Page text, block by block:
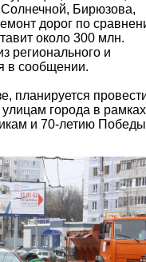
Бирюзова,
дорог по
около 300 млн.
регионального и
в сообщении.
планируется
города в рамках
и 70-летию